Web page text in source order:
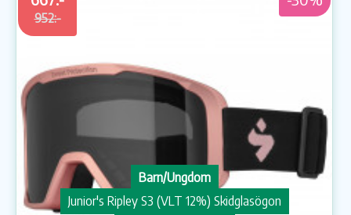
952:-
Barn/Ungdom
Junior's Ripley S3 (VLT 12%) Skidglasögon